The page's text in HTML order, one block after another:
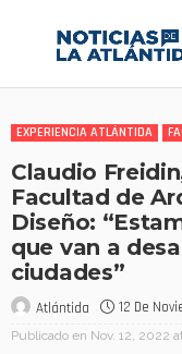
EXPERIENCIA ATLÁNTIDA
Claudio
Facultad de
Diseño:
que van a
ciudades”
Atlántida 12 De
Publicado en Nov. 12, 2022